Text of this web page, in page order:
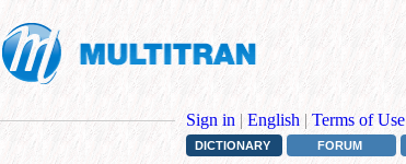
Sign in | English | Terms of Use
DICTIONARY FORUM